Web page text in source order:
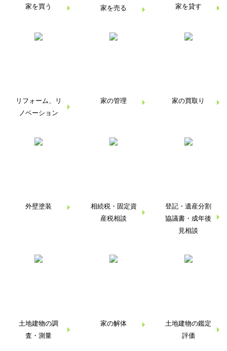
家を買う 家を売る 家を貸す
リフォーム、
リ
ノベーション
家の管理 家の買取り
外壁塗装 相続税・ 固定資
産税相談
登記・遺産分割
協議書・ 成年後
見相談
土地建物の調
査・測量
家の解体
土地建物の鑑定
評価